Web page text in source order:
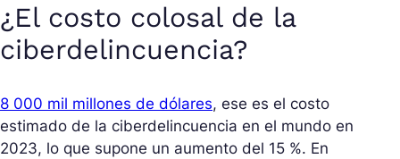
¿El costo colosal de la
ciberdelincuencia?
8 000 mil millones de dólares, ese es el costo
estimado de la ciberdelincuencia en el mundo en
2023, lo que supone un aumento del 15 %. En